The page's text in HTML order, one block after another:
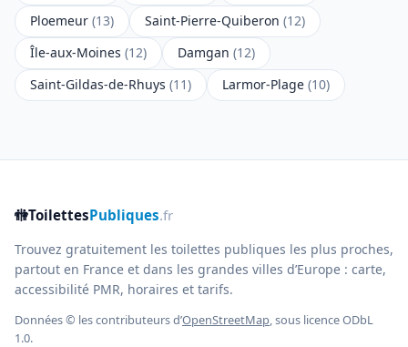
Ploemeur (13) Saint-Pierre-Quiberon (12)
Île-aux-Moines (12) Damgan (12)
Saint-Gildas-de-Rhuys (11) Larmor-Plage (10)
🚻ToilettesPubliques.fr
Trouvez gratuitement les toilettes publiques les plus proches,
partout en France et dans les grandes villes d’Europe : carte,
accessibilité PMR, horaires et tarifs.
Données © les contributeurs d’OpenStreetMap, sous licence ODbL
1.0.